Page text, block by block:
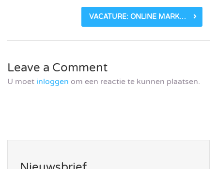
VACATURE: ONLINE MARKETEER BIJ BLUE DRAGON_60B66C272E167.JPEG
Leave a Comment
U moet inloggen om een reactie te kunnen plaatsen.